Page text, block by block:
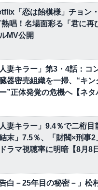
「恋は飴模様」チョン
唱！名場面彩る「君に再
MV公開
人妻キラー」第3・4話：コ
器密売組織を一掃、“キン
”正体発覚の危機へ【ネタ
人妻キラー」9.4％で二桁目
末」7.5％、「財閥×刑事
ラマ視聴率に明暗【8月8
告白－25年目の秘密－」松